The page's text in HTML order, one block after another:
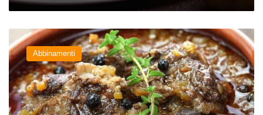
Trionfo
tricolore:
il
peposo
sposa
l’Italian
Grape
Abbinamenti